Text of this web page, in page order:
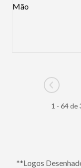
Go to
1 - 64 de
**Logos